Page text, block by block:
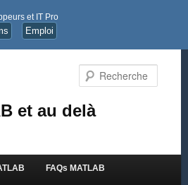
et IT Pro
Emploi
et au delà
FAQs MATLAB